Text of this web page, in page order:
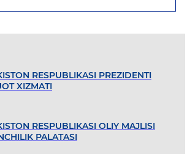
RESPUBLIKASI PREZIDENTI
XIZMATI
RESPUBLIKASI OLIY MAJLISI
PALATASI